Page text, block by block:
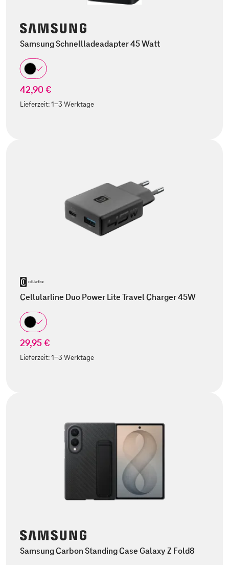
Samsung Schnellladeadapter 45 Watt
42,90 €
Lieferzeit:1-3 Werktage
Cellularline Duo Power Lite Travel Charger 45W
29,95 €
Lieferzeit:1-3 Werktage
Samsung Carbon Standing Case Galaxy Z Fold8